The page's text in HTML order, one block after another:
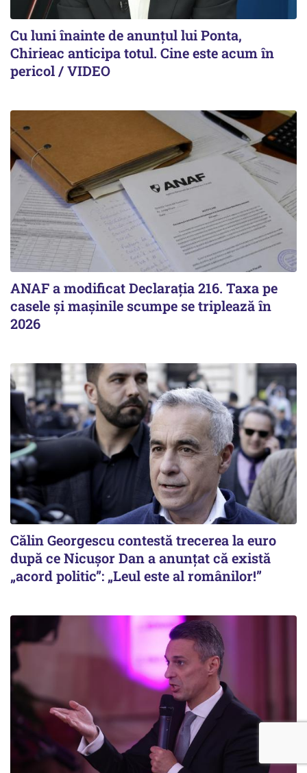
Cu luni înainte de anunțul lui Ponta,
Chirieac anticipa totul. Cine este acum în
pericol / VIDEO
ANAF a modificat Declarația 216. Taxa pe
casele și mașinile scumpe se triplează în
2026
Călin Georgescu contestă trecerea la euro
după ce Nicușor Dan a anunțat că există
„acord politic”: „Leul este al românilor!”